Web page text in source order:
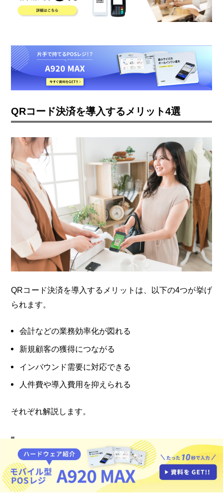
QRコード決済を導入するメリット4選
QRコード決済を導入するメリットは、以下の4つが挙げ
られます。
会計などの業務効率化が図れる
新規顧客の獲得につながる
インバウンド需要に対応できる
人件費や導入費用を抑えられる
それぞれ解説します。
会計などの業務効率化が図れる
QRコード決済を導入することで、現金の受け渡しが不
要となり、会計業務が効率化できる点がメリットです。